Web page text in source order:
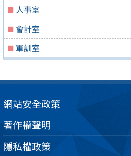
人事室
會計室
軍訓室
網站安全政策
著作權聲明
隱私權政策